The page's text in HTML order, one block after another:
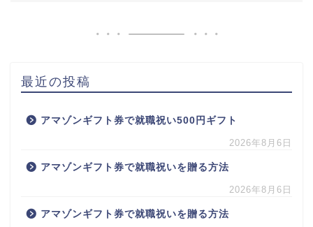
最近の投稿
アマゾンギフト券で就職祝い500円ギフト
2026年8月6日
アマゾンギフト券で就職祝いを贈る方法
2026年8月6日
アマゾンギフト券で就職祝いを贈る方法